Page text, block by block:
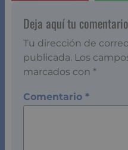
Deja aquí tu
Tu dirección de
publicada. Los
marcados con *
Comentario *